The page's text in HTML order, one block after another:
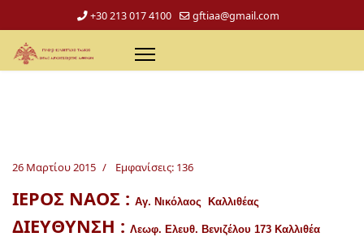
+30 213 017 4100 gftiaa@gmail.com
26 Μαρτίου 2015 Εμφανίσεις: 136
ΙΕΡΟΣ ΝΑΟΣ : Αγ. Νικόλαος Καλλιθέας
ΔΙΕΥΘΥΝΣΗ : Λεωφ. Ελευθ. Βενιζέλου 173 Καλλιθέα